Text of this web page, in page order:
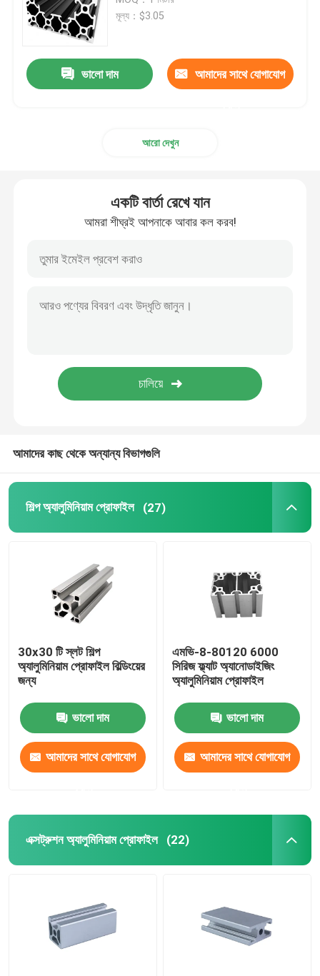
অ্যানোডাইজিং অ্যালুমিনিয়াম প্রোফাইল
কাস্টমাইজড অ্যালুমিনিয়াম প্রোফাইল
6061 অ্যালুমিনিয়াম শীট
এক্সট্রুড অ্যালুমিনিয়াম বার
অ্যালুমিনিয়াম এক্সট্রুশন টিউব
মূল্য：$3.05
ভালো দাম আমাদের সাথে যোগাযোগ
আরো দেখুন
একটি বার্তা রেখে যান
আমরা শীঘ্রই আপনাকে আবার কল করব!
আমাদের কাছ থেকে অন্যান্য বিভাগগুলি
শিল্প অ্যালুমিনিয়াম প্রোফাইল (27)
30x30 টি স্লট শিল্প
অ্যালুমিনিয়াম প্রোফাইল বিল্ডিংয়ের
জন্য
ভালো দাম
আমাদের সাথে যোগাযোগ
এমভি-8-80120 6000
সিরিজ ফ্ল্যাট অ্যানোডাইজিং
অ্যালুমিনিয়াম প্রোফাইল
ভালো দাম
আমাদের সাথে যোগাযোগ
এক্সট্রুশন অ্যালুমিনিয়াম প্রোফাইল (22)